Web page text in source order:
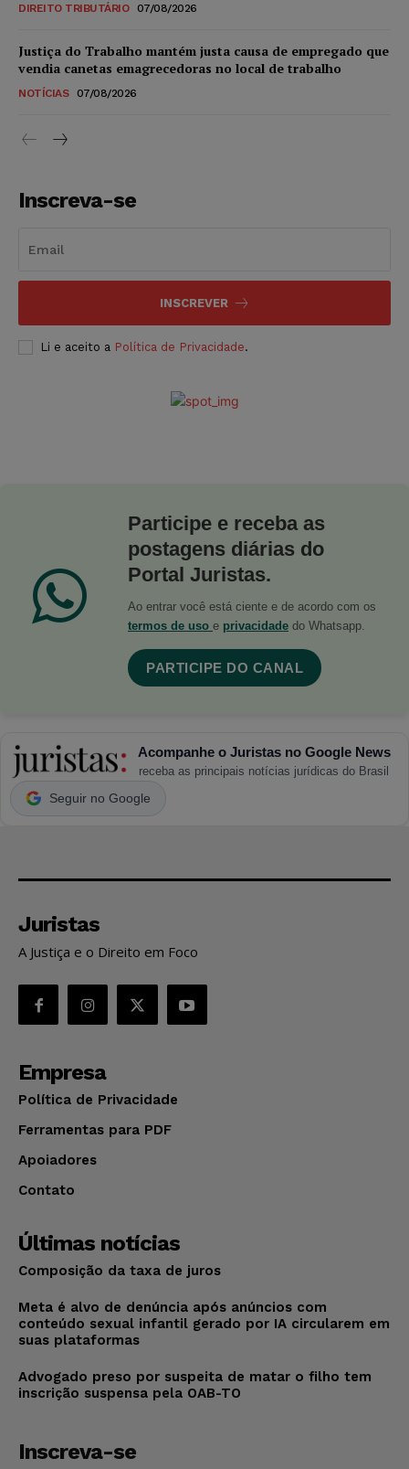
DIREITO TRIBUTÁRIO 07/08/2026
Justiça do Trabalho mantém justa causa de empregado que
vendia canetas emagrecedoras no local de trabalho
NOTÍCIAS 07/08/2026
Inscreva-se
INSCREVER
Li e aceito a Política de Privacidade.
Participe e receba as
postagens diárias do
Portal Juristas.
Ao entrar você está ciente e de acordo com os
termos de uso e privacidade do Whatsapp.
PARTICIPE DO CANAL
Acompanhe o Juristas no Google News
receba as principais notícias jurídicas do Brasil
Seguir no Google
Juristas
A Justiça e o Direito em Foco
Empresa
Política de Privacidade
Ferramentas para PDF
Apoiadores
Contato
Últimas notícias
Composição da taxa de juros
Meta é alvo de denúncia após anúncios com
conteúdo sexual infantil gerado por IA circularem em
suas plataformas
Advogado preso por suspeita de matar o filho tem
inscrição suspensa pela OAB-TO
Inscreva-se